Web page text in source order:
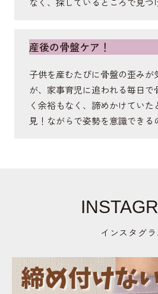
産後の骨盤ケア！
子供を産むたびに骨盤の歪みが
が、家事育児に追われる毎日で
く余裕もなく、諦めかけてい
見！ながらで姿勢を意識できる
インスタグラ